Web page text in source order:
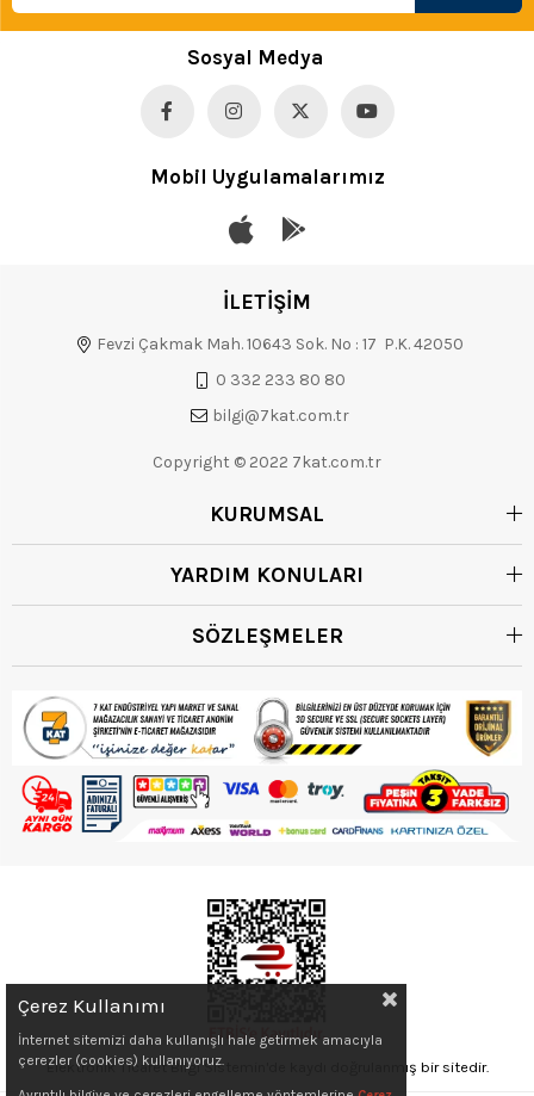
Sosyal Medya
Mobil Uygulamalarımız
İLETİŞİM
Fevzi Çakmak Mah. 10643 Sok. No : 17 P.K. 42050
0 332 233 80 80
bilgi@7kat.com.tr
Copyright © 2022 7kat.com.tr
KURUMSAL
YARDIM KONULARI
SÖZLEŞMELER
Elektronik Ticaret Bilgi Sistemin'de kaydı doğrulanmış bir sitedir.
Çerez Kullanımı
İnternet sitemizi daha kullanışlı hale getirmek amacıyla
çerezler (cookies) kullanıyoruz.